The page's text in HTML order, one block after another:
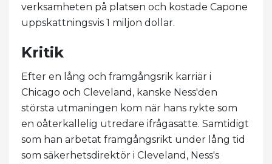
verksamheten på platsen och kostade Capone
uppskattningsvis 1 miljon dollar.
Kritik
Efter en lång och framgångsrik karriär i
Chicago och Cleveland, kanske Ness'den
största utmaningen kom när hans rykte som
en oåterkallelig utredare ifrågasatte. Samtidigt
som han arbetat framgångsrikt under lång tid
som säkerhetsdirektör i Cleveland, Ness's